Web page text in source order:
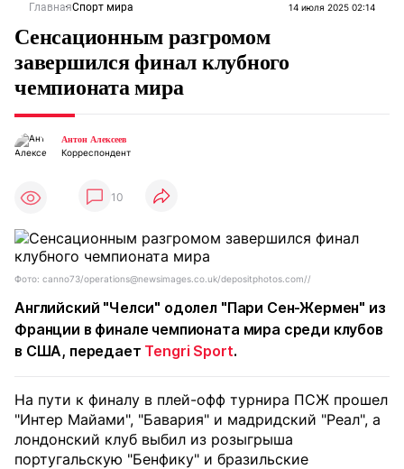
ГлавнаяСпорт мира 14 июля 2025 02:14
Сенсационным разгромом
завершился финал клубного
чемпионата мира
Антон Алексеев
Корреспондент
10
Фото: canno73/operations@newsimages.co.uk/depositphotos.com//
Английский "Челси" одолел "Пари Сен-Жермен" из
Франции в финале чемпионата мира среди клубов
в США, передает Tengri Sport.
На пути к финалу в плей-офф турнира ПСЖ прошел
"Интер Майами", "Бавария" и мадридский "Реал", а
лондонский клуб выбил из розыгрыша
португальскую "Бенфику" и бразильские